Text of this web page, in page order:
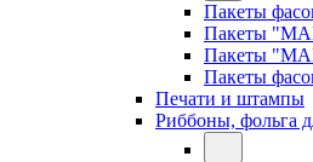
Пакеты
Пакеты
Пакеты
Пакеты
Печати и штампы
Риббоны, фольга